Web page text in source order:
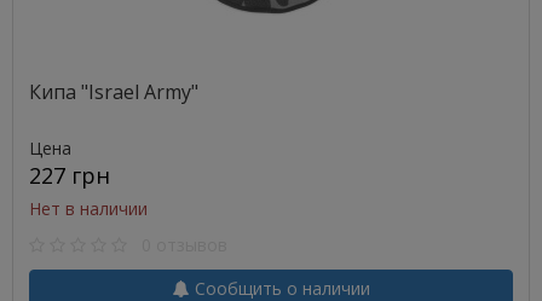
Кипа "Israel Army"
Цена
227 грн
Нет в наличии
Сообщить о наличии